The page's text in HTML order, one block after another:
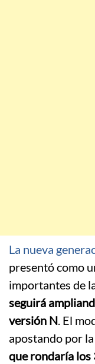
La nueva
presentó como
importantes de
seguirá
versión N. El
apostando por la
que rondaría los